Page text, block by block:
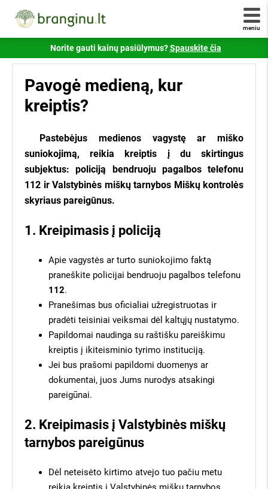
meniu
Pavogė medieną, kur
kreiptis?
Pastebėjus medienos vagystę ar miško
suniokojimą, reikia kreiptis į du skirtingus
subjektus: policiją bendruoju pagalbos telefonu
112 ir Valstybinės miškų tarnybos Miškų kontrolės
skyriaus pareigūnus.
1. Kreipimasis į policiją
Apie vagystės ar turto suniokojimo faktą
praneškite policijai bendruoju pagalbos telefonu
112.
Pranešimas bus oficialiai užregistruotas ir
pradėti teisiniai veiksmai dėl kaltųjų nustatymo.
Papildomai naudinga su raštišku pareiškimu
kreiptis į ikiteisminio tyrimo instituciją.
Jei bus prašomi papildomi duomenys ar
dokumentai, juos Jums nurodys atsakingi
pareigūnai.
2. Kreipimasis į Valstybinės miškų
tarnybos pareigūnus
Dėl neteisėto kirtimo atvejo tuo pačiu metu
Norite gauti kainų pasiūlymus? Spauskite čia
Visi atsiliepimai yra tikri ir patikrinti Valstybinės
vartotojų teisių apsaugos tarnybos.
panašus į šį -
234/0001:0001
nežinote - jį galite sužinote susisiekę
Šiuo klausimu taip pat galite susisiekti su mumis!
Skambinkite telefonu+370 6 333 1515.
Jūsų el. paštas
Atsakykite, kiek yra 6 - 3?
Susipažinau ir sutinku su branginu.lt
taisyklėmis ,privatumo politikair jų laikysiuos.
Siųsti užklausą
Klausiate, kaip tai veikia?
Užpildykite kairėje pusėje esančią
užklausą, įvesdami savo miško
sklypo kadastrinį numerį bei savo
įmonių visoje Lietuvoje.
aktualus, sistemoje pateiks savo
pradėkite gauti pasiūlymus!
+ pridėti daugiau kadastrinių
taisyklėmis,privatumo politika
GAUTI KAINŲ PASIŪLYMUS